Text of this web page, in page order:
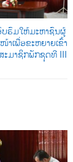
ຮົມໃຫ້ມະຫາຊົນຜູ້
າເພື່ອຂະຫຍາຍເຂົ້າ
ະມາຊິກພັກຊຸດທີ III